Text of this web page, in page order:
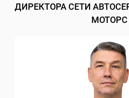
ДИРЕКТОРА СЕТИ
МОТОРС